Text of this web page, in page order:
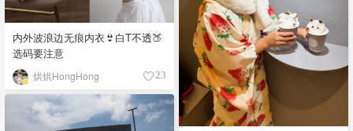
内外波浪边无痕内衣👙白T不透🍑
选码要注意
烘烘HongHong 23